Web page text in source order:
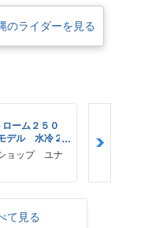
のライダーを見る
ローム２５０
デル 水冷２
ジン ＬＥＤ
イト標準装備
ョップ ユナ
て見る